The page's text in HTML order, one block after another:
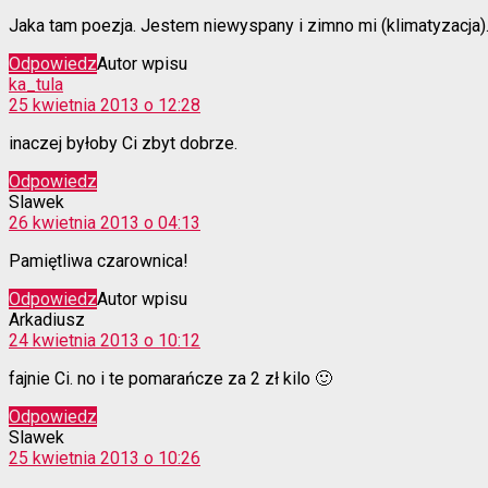
Jaka tam poezja. Jestem niewyspany i zimno mi (klimatyzacja).
OdpowiedzAutor wpisu
ka_tulakomentarz:
25 kwietnia 2013 o 12:28
inaczej byłoby Ci zbyt dobrze.
Odpowiedz
Slawek
26 kwietnia 2013 o 04:13
Pamiętliwa czarownica!
OdpowiedzAutor wpisu
Arkadiusz
24 kwietnia 2013 o 10:12
fajnie Ci. no i te pomarańcze za 2 zł kilo 🙂
Odpowiedz
Slawek
25 kwietnia 2013 o 10:26